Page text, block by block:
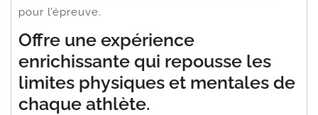
pour l’épreuve.
Offre une expérience
enrichissante qui repousse les
limites physiques et mentales de
chaque athlète.